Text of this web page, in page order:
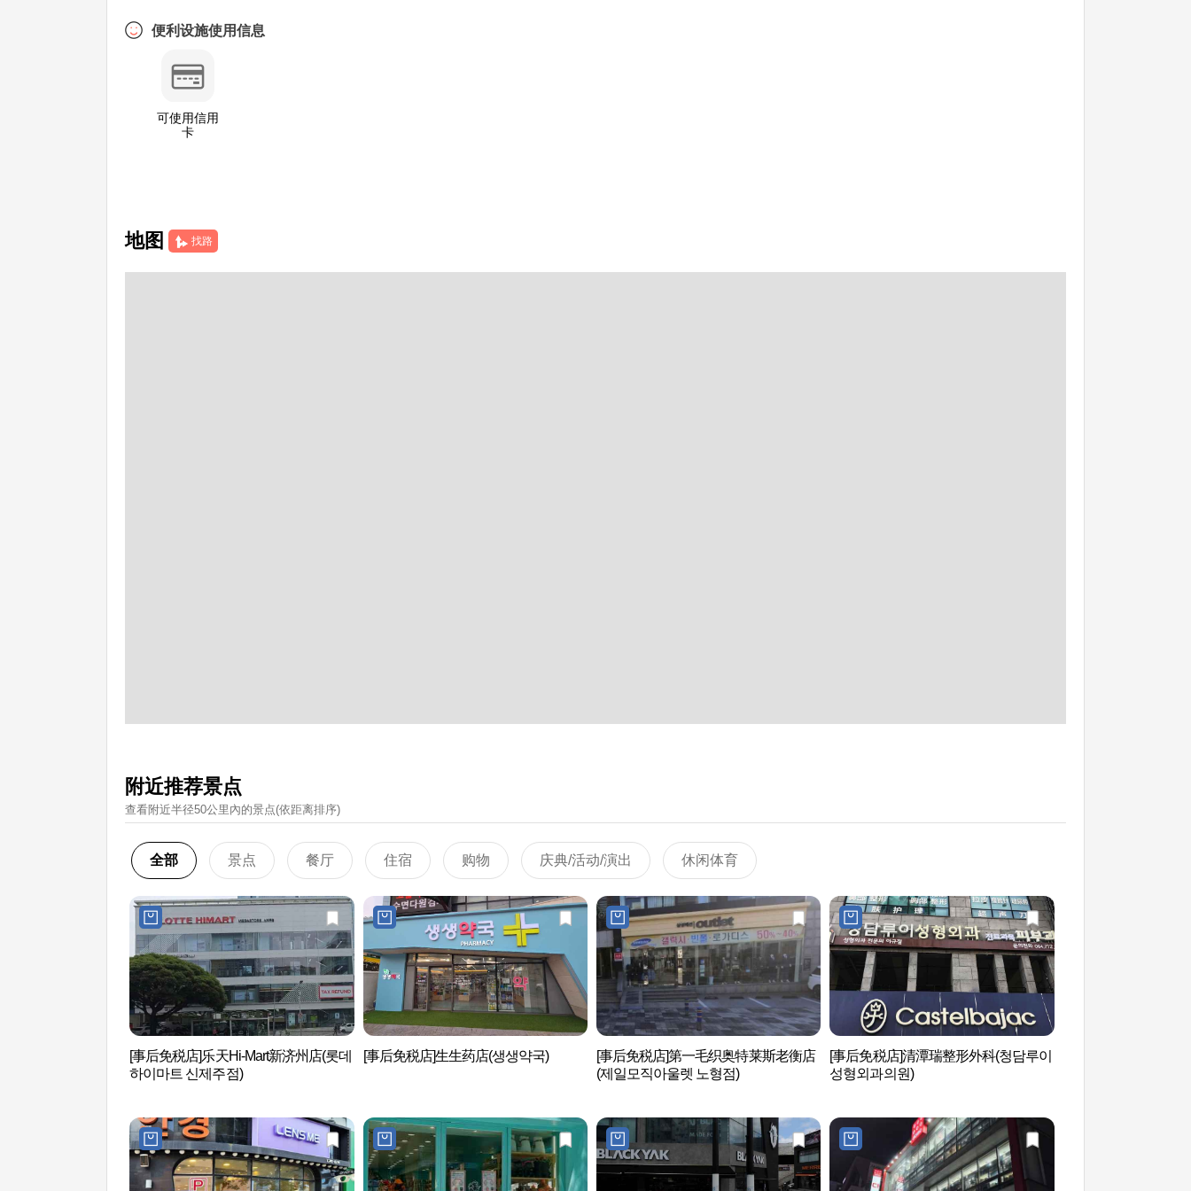
便利设施使用信息
可使用信用
卡
地图 找路
附近推荐景点
查看附近半径50公里內的景点(依距离排序)
全部 景点 餐厅 住宿 购物 庆典/活动/演出 休闲体育
[事后免税店]乐天Hi-Mart新济州店(롯데
하이마트 신제주점)
[事后免税店]生生药店(생생약국)
[事后免税店]第一毛织奥特莱斯老衡店
(제일모직아울렛 노형점)
[事后免税店]清潭瑞整形外科(청담루이
성형외과의원)